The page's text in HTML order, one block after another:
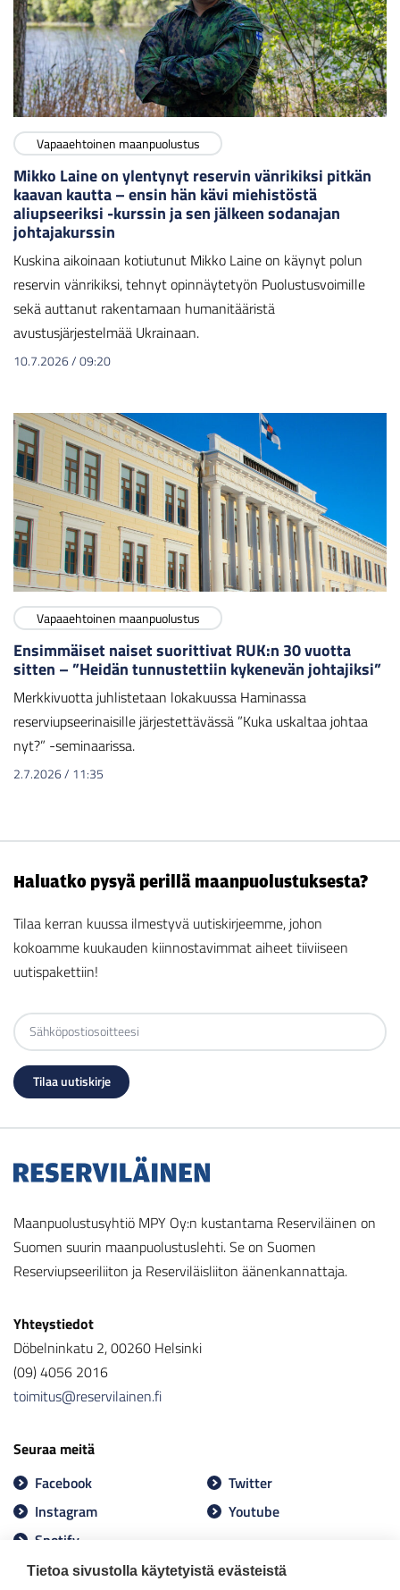
Tietoa sivustolla käytetyistä evästeistä
Vapaaehtoinen maanpuolustus
Mikko Laine on ylentynyt reservin vänrikiksi pitkän
kaavan kautta – ensin hän kävi miehistöstä
aliupseeriksi -kurssin ja sen jälkeen sodanajan
johtajakurssin
Kuskina aikoinaan kotiutunut Mikko Laine on käynyt polun
reservin vänrikiksi, tehnyt opinnäytetyön Puolustusvoimille
sekä auttanut rakentamaan humanitääristä
avustusjärjestelmää Ukrainaan.
10.7.2026/09:20
Vapaaehtoinen maanpuolustus
Ensimmäiset naiset suorittivat RUK:n 30 vuotta
sitten – ”Heidän tunnustettiin kykenevän johtajiksi”
Merkkivuotta juhlistetaan lokakuussa Haminassa
reserviupseerinaisille järjestettävässä ”Kuka uskaltaa johtaa
nyt?” -seminaarissa.
2.7.2026/ 11:35
Haluatko pysyä perillä maanpuolustuksesta?
Tilaa kerran kuussa ilmestyvä uutiskirjeemme, johon
kokoamme kuukauden kiinnostavimmat aiheet tiiviiseen
uutispakettiin!
Maanpuolustusyhtiö MPY Oy:n kustantama Reserviläinen on
Suomen suurin maanpuolustuslehti. Se on Suomen
Reserviupseeriliiton ja Reserviläisliiton äänenkannattaja.
Yhteystiedot
Döbelninkatu 2, 00260 Helsinki
(09) 4056 2016
toimitus@reservilainen.fi
Seuraa meitä
Facebook
Twitter
Instagram
Youtube
Spotify